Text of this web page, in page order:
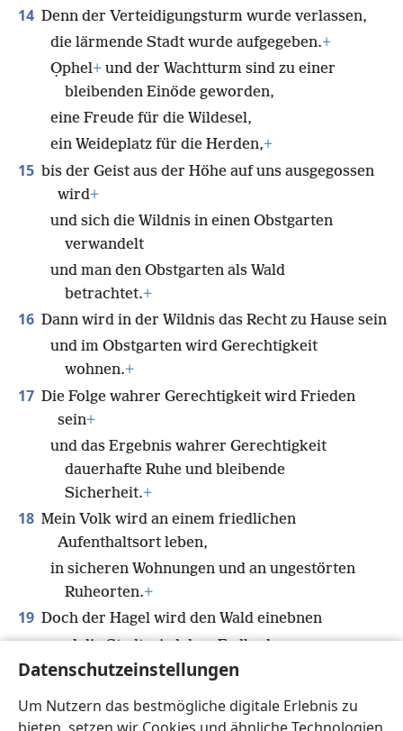
Datenschutzeinstellungen
Um Nutzern das bestmögliche digitale Erlebnis zu
14 Denn der Verteidigungsturm wurde verlassen,
die lärmende Stadt wurde aufgegeben.+
Ọphel+ und der Wachtturm sind zu einer
bleibenden Einöde geworden,
eine Freude für die Wildesel,
ein Weideplatz für die Herden,+
15 bis der Geist aus der Höhe auf uns ausgegossen
wird+
und sich die Wildnis in einen Obstgarten
verwandelt
und man den Obstgarten als Wald
betrachtet.+
16 Dann wird in der Wildnis das Recht zu Hause sein
und im Obstgarten wird Gerechtigkeit
wohnen.+
17 Die Folge wahrer Gerechtigkeit wird Frieden
sein+
und das Ergebnis wahrer Gerechtigkeit
dauerhafte Ruhe und bleibende
Sicherheit.+
18 Mein Volk wird an einem friedlichen
Aufenthaltsort leben,
in sicheren Wohnungen und an ungestörten
Ruheorten.+
19 Doch der Hagel wird den Wald einebnen
und die Stadt wird dem Erdboden
gleichgemacht.
Samen sät,